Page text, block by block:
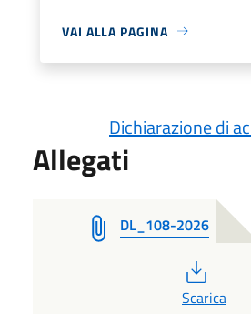
VAI ALLA PAGINA
Dichiarazione di
Allegati
DL_108-2026
PDF
Scarica